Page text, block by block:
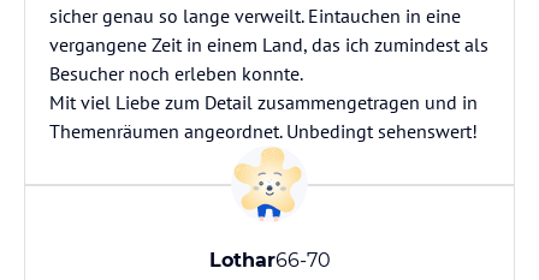
sicher genau so lange verweilt. Eintauchen in eine
vergangene Zeit in einem Land, das ich zumindest als
Besucher noch erleben konnte.
Mit viel Liebe zum Detail zusammengetragen und in
Themenräumen angeordnet. Unbedingt sehenswert!
Lothar66-70